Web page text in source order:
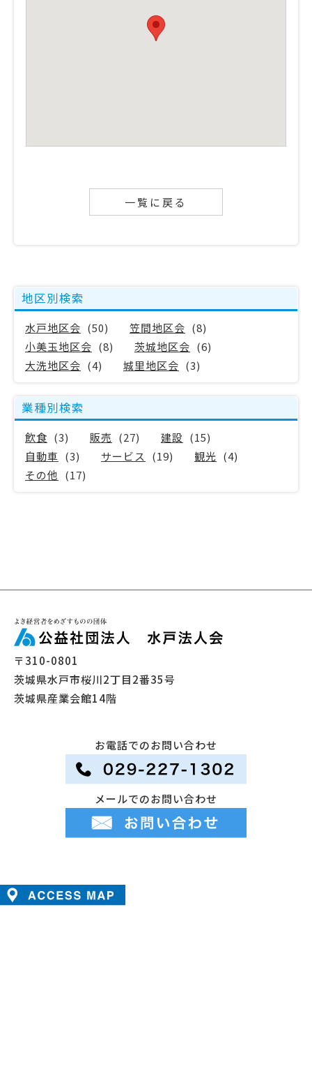
地区別検索
水戸地区会 (50) 笠間地区会 (8)
小美玉地区会 (8) 茨城地区会 (6)
大洗地区会 (4) 城里地区会 (3)
業種別検索
飲食 (3) 販売 (27) 建設 (15)
自動車 (3) サービス (19) 観光 (4)
その他 (17)
一覧に戻る
〒310-0801
茨城県水戸市桜川2丁目2番35号
茨城県産業会館14階
お電話でのお問い合わせ
メールでのお問い合わせ